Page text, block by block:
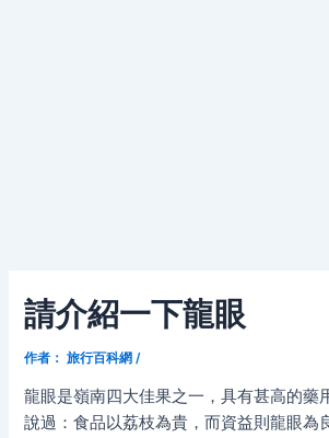
請介紹一下龍眼
作者： 旅行百科網 /
龍眼是嶺南四大佳果之一，具有甚高的藥
說過：食品以荔枝為貴，而資益則龍眼為